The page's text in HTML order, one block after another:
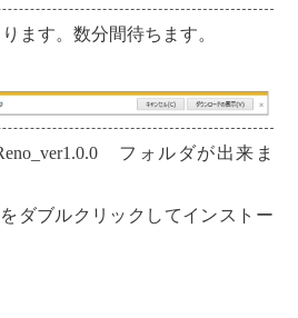
ます。数分間待ちます。
フォルダが出来ま
をダブルクリックしてインストー